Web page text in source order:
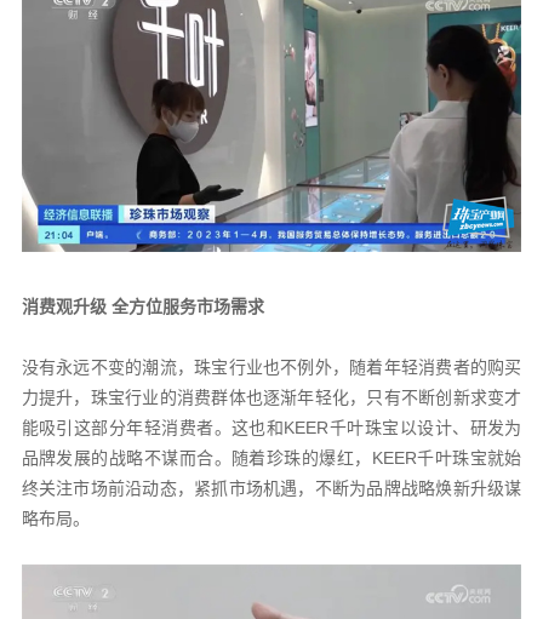
消费观升级 全方位服务市场需求
没有永远不变的潮流，珠宝行业也不例外，随着年轻消费者的购买
力提升，珠宝行业的消费群体也逐渐年轻化，只有不断创新求变才
能吸引这部分年轻消费者。这也和KEER千叶珠宝以设计、研发为
品牌发展的战略不谋而合。随着珍珠的爆红，KEER千叶珠宝就始
终关注市场前沿动态，紧抓市场机遇，不断为品牌战略焕新升级谋
略布局。